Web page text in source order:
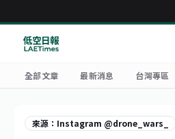
全部文章 最新消息 台灣專區
來源：Instagram @drone_wars_